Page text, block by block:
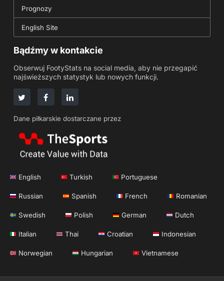
Prognozy
English Site
Bądźmy w kontakcie
Obserwuj FootyStats na social media, aby nie przegapić
najświeższych statystyk lub nowych funkcji.
Dane piłkarskie dostarczane przez
English Turkish Portuguese
Russian Spanish French Romanian
Swedish Polish German Dutch
Italian Thai Croatian Indonesian
Norwegian Hungarian Vietnamese